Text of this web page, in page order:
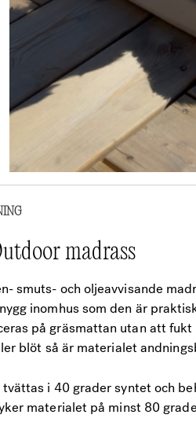
madrass
smuts- och oljeavvisande
inomhus som den är
på gräsmattan utan att
blöt så är materialet
i 40 grader syntet och
materialet på minst 80